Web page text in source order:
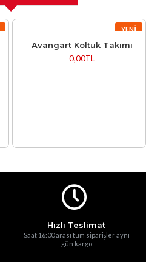
YENI
Avangart Koltuk Takımı
0,00TL
Hızlı Teslimat
Saat 16:00 arası tüm siparişler aynı
gün kargo